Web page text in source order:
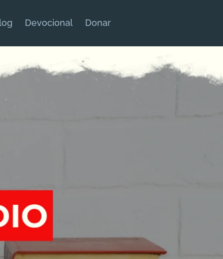
Devocional Donar